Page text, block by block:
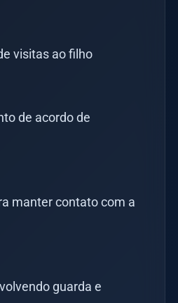
visitas ao filho
de acordo de
manter contato com a
guarda e